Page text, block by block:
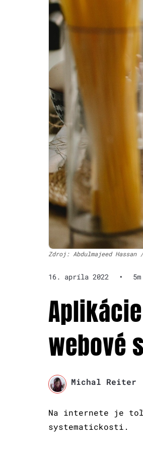
Zdroj: Abdulmajeed Hassan
16. apríla 2022 •
webové
Michal Reiter
Na internete je
systematickosti.